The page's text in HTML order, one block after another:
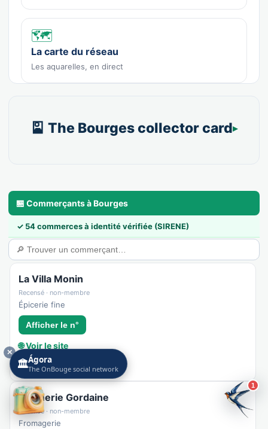
1
🗺️
La carte du réseau
Les aquarelles, en direct
🎴 The Bourges collector card
🏪 Commerçants à Bourges
✓ 54 commerces à identité vérifiée (SIRENE)
La Villa Monin
Recensé · non-membre
Épicerie fine
Afficher le n°
🌐 Voir le site
👉 C'est votre commerce ?
Crèmerie Gordaine
Recensé · non-membre
Fromagerie
🏛️Ágora
The OnBouge social network
✕